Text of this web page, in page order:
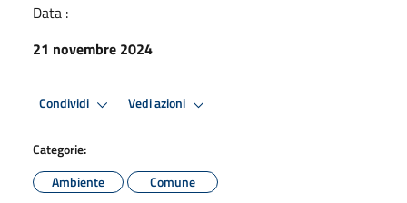
Data :
21 novembre 2024
Condividi Vedi azioni
Categorie:
Ambiente
Comune